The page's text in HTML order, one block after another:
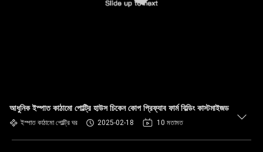
আধুনিক ইস্পাত কাঠামো পোল্ট্রি হাউস চিকেন কোপ প্রিফ্যাব ফার্ম বিল্ডিং কাস্টমাইজড
ইস্পাত কাঠামো পোল্ট্রি ঘর 2025-02-18 10 মতামত